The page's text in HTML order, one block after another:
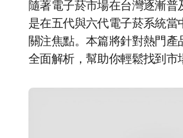
隨著電子菸市場在台灣逐漸普及，消費者對於菸彈選擇的多樣性與相容性需求也與日俱增。特別
是在五代與六代電子菸系統
關注焦點。本篇將針對熱門產
全面解析，幫助你輕鬆找到市